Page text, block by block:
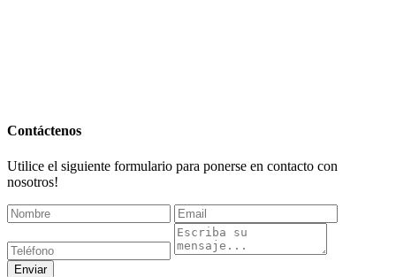
Contáctenos
Utilice el siguiente formulario para ponerse en contacto con
nosotros!
Enviar